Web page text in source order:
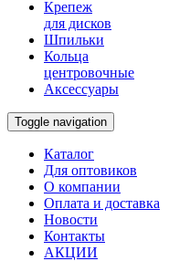
Крепеж
для дисков
Шпильки
Кольца
центровочные
Аксессуары
Toggle navigation
Каталог
Для оптовиков
О компании
Оплата и доставка
Новости
Контакты
АКЦИИ